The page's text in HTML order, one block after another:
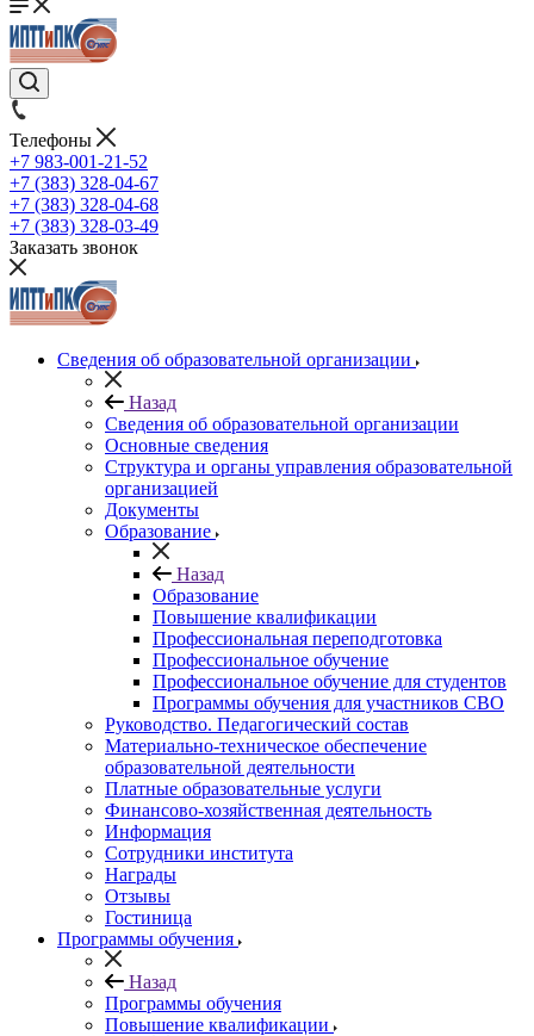
Телефоны
+7 983-001-21-52
+7 (383) 328-04-67
+7 (383) 328-04-68
+7 (383) 328-03-49
Заказать звонок
Сведения об образовательной организации
Назад
Сведения об образовательной организации
Основные сведения
Структура и органы управления образовательной
организацией
Документы
Образование
Назад
Образование
Повышение квалификации
Профессиональная переподготовка
Профессиональное обучение
Профессиональное обучение для студентов
Программы обучения для участников СВО
Руководство. Педагогический состав
Материально-техническое обеспечение
образовательной деятельности
Платные образовательные услуги
Финансово-хозяйственная деятельность
Информация
Сотрудники института
Награды
Отзывы
Гостиница
Программы обучения
Назад
Программы обучения
Повышение квалификации